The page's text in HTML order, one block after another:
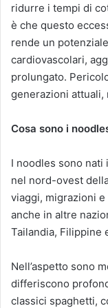
ridurre i tempi di
è che questo
rende un
cardiovascolari,
prolungato.
generazioni attuali,
Cosa sono i
I noodles sono
nel nord-ovest
viaggi, migrazioni
anche in altre
Tailandia, Filippine
Nell’aspetto sono
differiscono
classici spaghetti,